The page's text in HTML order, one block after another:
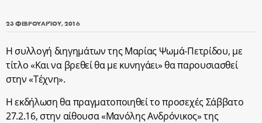
23 ΦΕΒΡΟΥΑΡΊΟΥ, 2016
Η συλλογή διηγημάτων της Μαρίας Ψωμά-Πετρίδου, με
τίτλο «Και να βρεθεί θα με κυνηγάει» θα παρουσιασθεί
στην «Τέχνη».
Η εκδήλωση θα πραγματοποιηθεί το προσεχές Σάββατο
27.2.16, στην αίθουσα «Μανόλης Ανδρόνικος» της